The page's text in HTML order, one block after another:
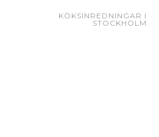
KÖKSINREDNINGAR I
STOCKHOLM